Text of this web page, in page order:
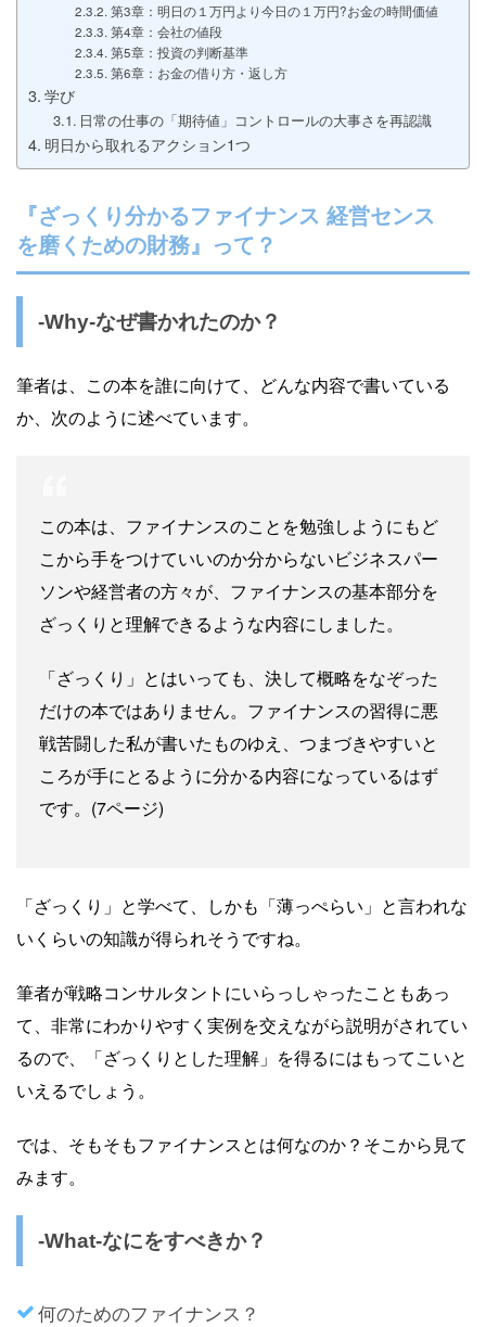
第3章：明日の１万円より今日の１万円?お金の時間価値
第4章：会社の値段
第5章：投資の判断基準
第6章：お金の借り方・返し方
学び
日常の仕事の「期待値」コントロールの大事さを再認識
明日から取れるアクション1つ
『ざっくり分かるファイナンス 経営センス
を磨くための財務』って？
-Why-なぜ書かれたのか？
筆者は、この本を誰に向けて、どんな内容で書いている
か、次のように述べています。
この本は、ファイナンスのことを勉強しようにもど
こから手をつけていいのか分からないビジネスパー
ソンや経営者の方々が、ファイナンスの基本部分を
ざっくりと理解できるような内容にしました。
「ざっくり」とはいっても、決して概略をなぞった
だけの本ではありません。ファイナンスの習得に悪
戦苦闘した私が書いたものゆえ、つまづきやすいと
ころが手にとるように分かる内容になっているはず
です。(7ページ)
「ざっくり」と学べて、しかも「薄っぺらい」と言われな
いくらいの知識が得られそうですね。
筆者が戦略コンサルタントにいらっしゃったこともあっ
て、非常にわかりやすく実例を交えながら説明がされてい
るので、「ざっくりとした理解」を得るにはもってこいと
いえるでしょう。
では、そもそもファイナンスとは何なのか？そこから見て
みます。
-What-なにをすべきか？
何のためのファイナンス？